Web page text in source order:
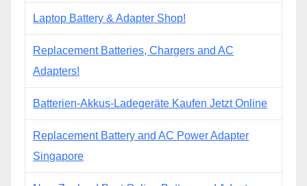
Laptop Battery & Adapter Shop!
Replacement Batteries, Chargers and AC
Adapters!
Batterien-Akkus-Ladegeräte Kaufen Jetzt Online
Replacement Battery and AC Power Adapter
Singapore